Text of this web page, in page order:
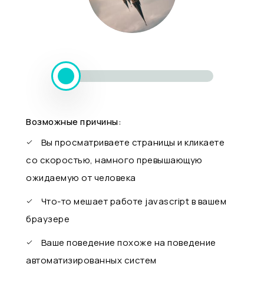
Возможные причины:
Вы просматриваете страницы и кликаете
со скоростью, намного превышающую
ожидаемую от человека
Что-то мешает работе javascript в вашем
браузере
Ваше поведение похоже на поведение
автоматизированных систем